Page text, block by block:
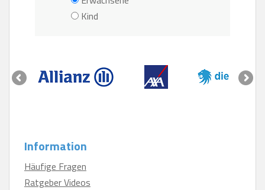
Kind
Information
Häufige Fragen
Ratgeber Videos